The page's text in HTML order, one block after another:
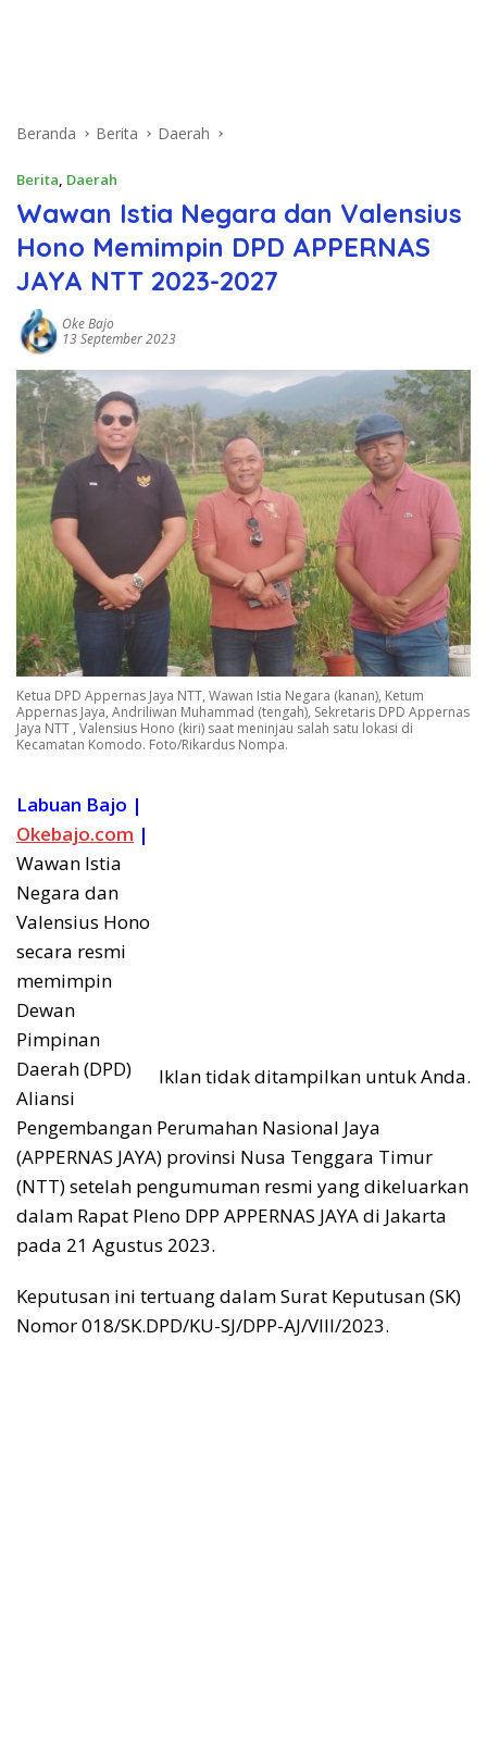
Beranda Berita Daerah
Berita, Daerah
Wawan Istia Negara dan Valensius
Hono Memimpin DPD APPERNAS
JAYA NTT 2023-2027
Oke Bajo
13 September 2023
Ketua DPD Appernas Jaya NTT, Wawan Istia Negara (kanan), Ketum
Appernas Jaya, Andriliwan Muhammad (tengah), Sekretaris DPD Appernas
Jaya NTT , Valensius Hono (kiri) saat meninjau salah satu lokasi di
Kecamatan Komodo. Foto/Rikardus Nompa.
Iklan tidak ditampilkan untuk Anda.
Labuan Bajo |
Okebajo.com |
Wawan Istia
Negara dan
Valensius Hono
secara resmi
memimpin
Dewan
Pimpinan
Daerah (DPD)
Aliansi
Pengembangan Perumahan Nasional Jaya
(APPERNAS JAYA) provinsi Nusa Tenggara Timur
(NTT) setelah pengumuman resmi yang dikeluarkan
dalam Rapat Pleno DPP APPERNAS JAYA di Jakarta
pada 21 Agustus 2023.
Keputusan ini tertuang dalam Surat Keputusan (SK)
Nomor 018/SK.DPD/KU-SJ/DPP-AJ/VIII/2023.